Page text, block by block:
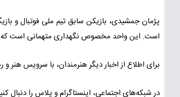
است. این واحد مخصوص نگهداری متهمانی است که
برای اطلاع از اخبار دیگر هنرمندان، با سرویس هنر و
در شبکه‌های اجتماعی، اینستاگرام و پلاس را دنبال